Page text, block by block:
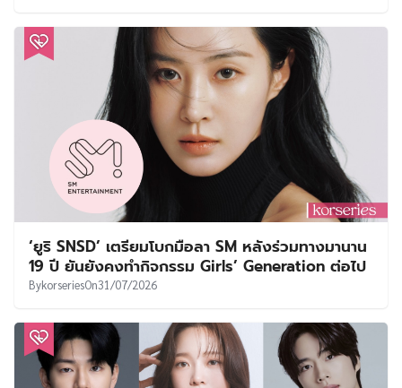
‘ยูริ SNSD’ เตรียมโบกมือลา SM หลังร่วมทางมานาน
19 ปี ยันยังคงทำกิจกรรม Girls’ Generation ต่อไป
BykorseriesOn31/07/2026